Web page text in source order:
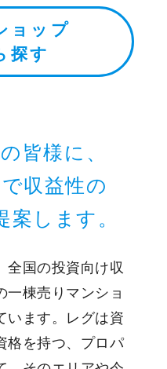
ョップ
探す
皆様に、
収益性の
します。
全国の投資向け収
一棟売りマンショ
います。レグは資
格を持つ、プロパ